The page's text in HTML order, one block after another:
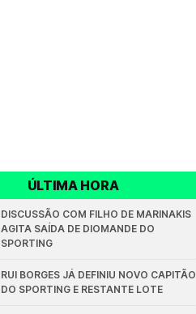
ÚLTIMA HORA
DISCUSSÃO COM FILHO DE MARINAKIS
AGITA SAÍDA DE DIOMANDE DO
SPORTING
RUI BORGES JÁ DEFINIU NOVO CAPITÃO
DO SPORTING E RESTANTE LOTE